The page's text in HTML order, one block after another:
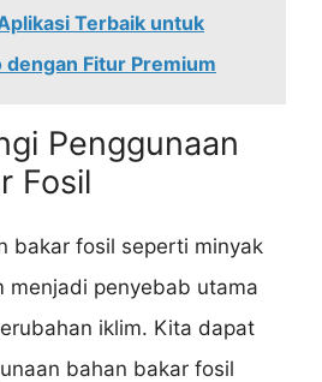
Terbaik untuk
Fitur Premium
Penggunaan
Fosil
bakar fosil seperti minyak
menjadi penyebab utama
iklim. Kita dapat
bahan bakar fosil